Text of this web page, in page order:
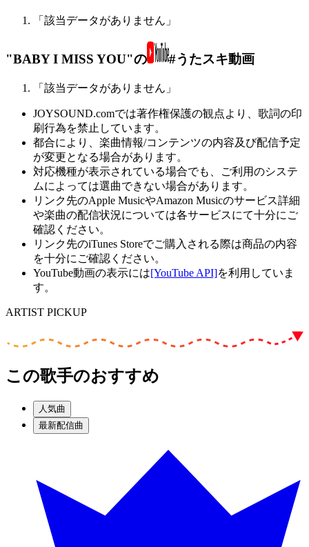
「該当データがありません」
"BABY I MISS YOU"の #うたスキ動画
「該当データがありません」
JOYSOUND.comでは著作権保護の観点より、歌詞の印
刷行為を禁止しています。
都合により、楽曲情報/コンテンツの内容及び配信予定
が変更となる場合があります。
対応機種が表示されている場合でも、ご利用のシステ
ムによっては選曲できない場合があります。
リンク先のApple MusicやAmazon Musicのサービス詳細
や楽曲の配信状況については各サービスにて十分にご
確認ください。
リンク先のiTunes Storeでご購入される際は商品の内容
を十分にご確認ください。
YouTube動画の表示には[YouTube API]を利用していま
す。
ARTIST PICKUP
この歌手のおすすめ
人気曲
最新配信曲